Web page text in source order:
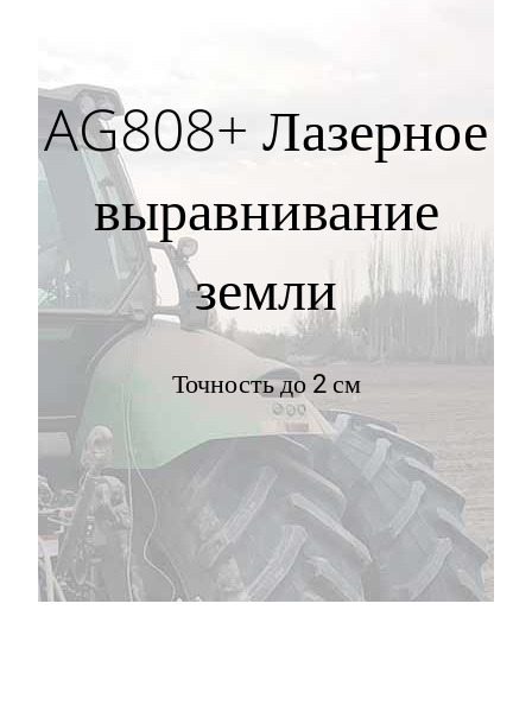
AG808+ Лазерное
выравнивание
земли
Точность до 2 см